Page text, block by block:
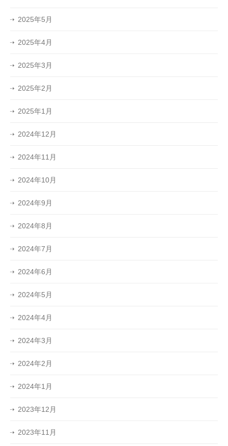
2025年5月
2025年4月
2025年3月
2025年2月
2025年1月
2024年12月
2024年11月
2024年10月
2024年9月
2024年8月
2024年7月
2024年6月
2024年5月
2024年4月
2024年3月
2024年2月
2024年1月
2023年12月
2023年11月